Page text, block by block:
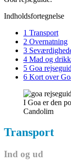
Indholdsfortegnelse
1 Transport
2 Overnatning
3
4 Mad og
5 Goa
6 Kort over
I Goa er den
Candolim
Transport
Ind og ud